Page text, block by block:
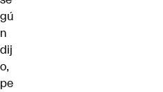
gú
n
dij
o,
pe